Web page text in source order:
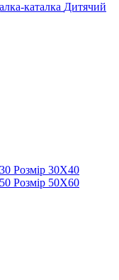
каталка Дитячий
Розмір 30Х40
Розмір 50Х60